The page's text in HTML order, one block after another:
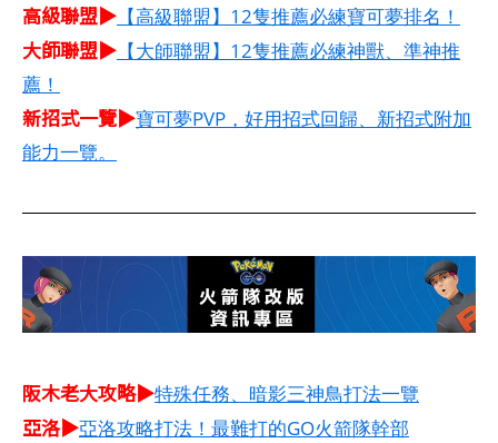
高級聯盟▶ 【高級聯盟】12隻推薦必練寶可夢排名！
大師聯盟▶ 【大師聯盟】12隻推薦必練神獸、準神推
薦！
新招式一覽▶寶可夢PVP，好用招式回歸、新招式附加
能力一覽。
阪木老大攻略▶特殊任務、暗影三神鳥打法一覽
亞洛▶亞洛攻略打法！最難打的GO火箭隊幹部